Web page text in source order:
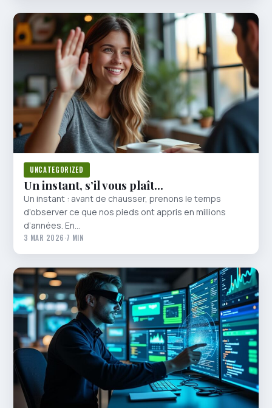
UNCATEGORIZED
Un instant, s’il vous plaît…
Un instant : avant de chausser, prenons le temps
d’observer ce que nos pieds ont appris en millions
d’années. En…
3 MAR 2026·7 MIN